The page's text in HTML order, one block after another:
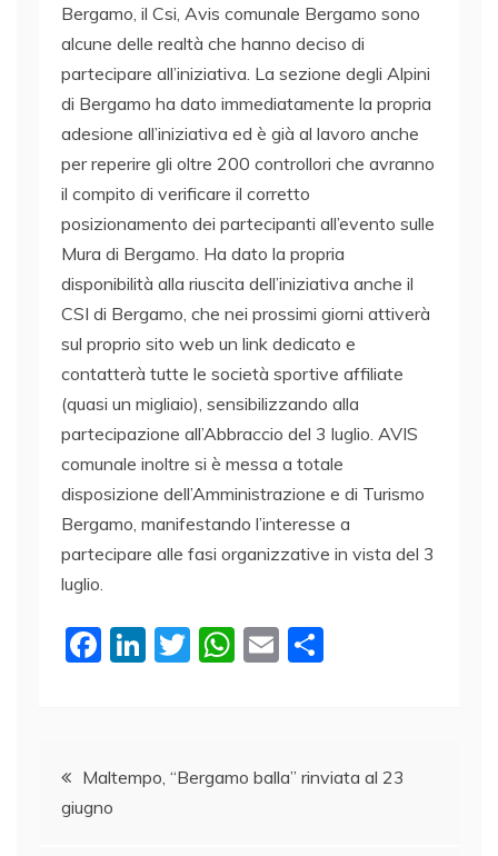
Bergamo, il Csi, Avis comunale Bergamo sono
alcune delle realtà che hanno deciso di
partecipare all’iniziativa. La sezione degli Alpini
di Bergamo ha dato immediatamente la propria
adesione all’iniziativa ed è già al lavoro anche
per reperire gli oltre 200 controllori che avranno
il compito di verificare il corretto
posizionamento dei partecipanti all’evento sulle
Mura di Bergamo. Ha dato la propria
disponibilità alla riuscita dell’iniziativa anche il
CSI di Bergamo, che nei prossimi giorni attiverà
sul proprio sito web un link dedicato e
contatterà tutte le società sportive affiliate
(quasi un migliaio), sensibilizzando alla
partecipazione all’Abbraccio del 3 luglio. AVIS
comunale inoltre si è messa a totale
disposizione dell’Amministrazione e di Turismo
Bergamo, manifestando l’interesse a
partecipare alle fasi organizzative in vista del 3
luglio.
F
b
o
Li
dI
T
W
A
E
vi
Navigazione
articoli
Maltempo, “Bergamo balla” rinviata al 23
giugno